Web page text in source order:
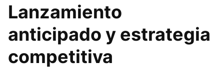
Lanzamiento
anticipado y estrategia
competitiva